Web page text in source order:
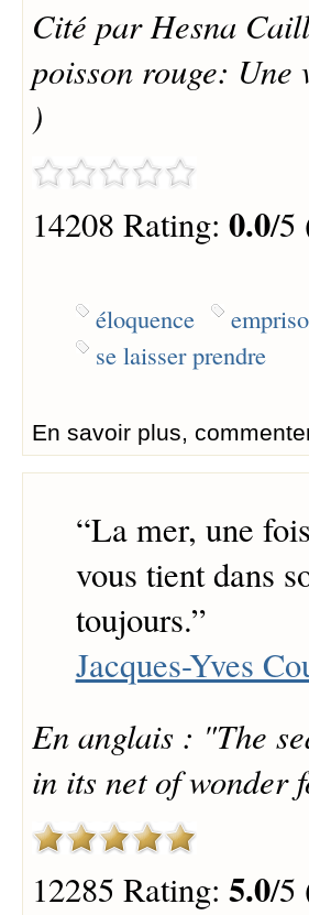
Cité par Hesna
poisson rouge:
)
14208 Rating: 0.0/5
éloquence
se laisser prendre
En savoir plus,
“La mer, une
vous tient dans
toujours.”
Jacques-Yves
En anglais : "The
in its net of wonder
12285 Rating: 5.0/5